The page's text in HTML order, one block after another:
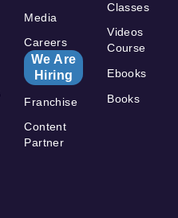
Media
Careers
We Are
Hiring
Franchise
Content
Partner
Classes
Videos
Course
Ebooks
Books